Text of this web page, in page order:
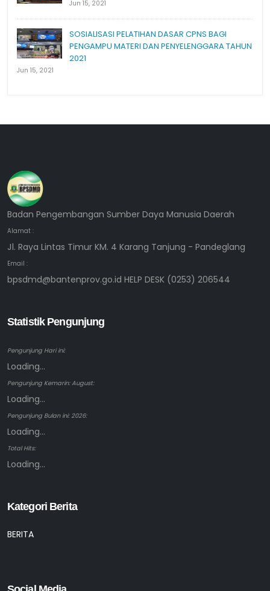
Jun 15, 2021
SOSIALISASI PELATIHAN DASAR CPNS BAGI
PENGAMPU MATERI DAN PENYELENGGARA TAHUN
2021
Jun 15, 2021
Badan Pengembangan Sumber Daya Manusia Daerah
Alamat :
Jl. Raya Lintas Timur KM. 4 Karang Tanjung - Pandeglang
Email :
bpsdmd@bantenprov.go.id HELP DESK (0253) 206544
Statistik Pengunjung
Pengunjung Hari ini:
Loading...
Pengunjung Kemarin: August:
Loading...
Pengunjung Bulan ini: 2026:
Loading...
Total Hits:
Loading...
Kategori Berita
BERITA